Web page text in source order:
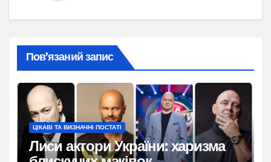
Пов’язаний запис
ЦІКАВІ ТА ВИЗНАЧНІ ПОСТАТІ
Лиси актори України: харизма